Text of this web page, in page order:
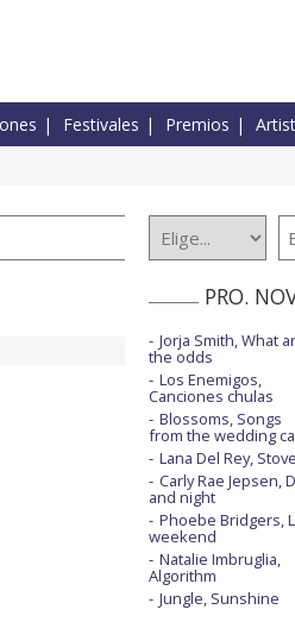
Festivales Premios
PRO.
Jorja Smith, What
the odds
Los Enemigos,
Canciones chulas
Blossoms, Songs
from the wedding
Lana Del Rey, Stove
Carly Rae Jepsen,
and night
Phoebe Bridgers,
weekend
Natalie Imbruglia,
Algorithm
Jungle, Sunshine